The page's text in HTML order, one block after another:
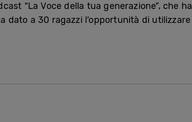
“La Voce della tua generazione”, che ha
dato a 30 ragazzi l’opportunità di utilizzare